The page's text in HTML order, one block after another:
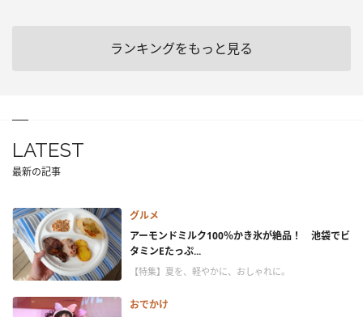
ランキングをもっと見る
LATEST
最新の記事
グルメ
アーモンドミルク100％かき氷が絶品！ 池袋でビ
タミンEたっぷ...
【特集】夏を、軽やかに、おしゃれに。
おでかけ